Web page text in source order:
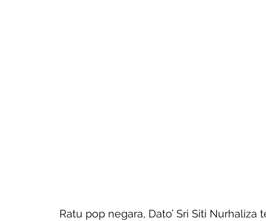
Ratu pop negara, Dato’ Sri Siti